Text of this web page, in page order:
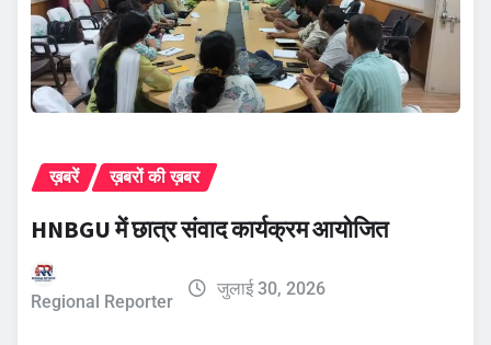
ख़बरें ख़बरों की ख़बर
HNBGU में छात्र संवाद कार्यक्रम आयोजित
Regional Reporter
जुलाई 30, 2026